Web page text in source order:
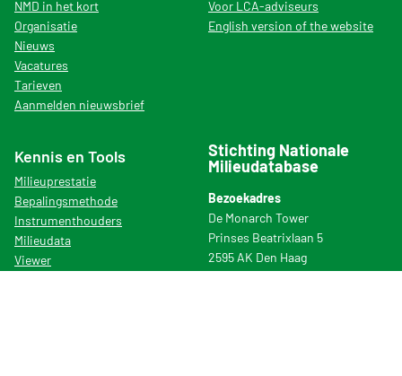
NMD in het kort
Organisatie
Nieuws
Vacatures
Tarieven
Aanmelden nieuwsbrief
Voor LCA-adviseurs
English version of the website
Kennis en Tools
Milieuprestatie
Bepalingsmethode
Instrumenthouders
Milieudata
Viewer
Stichting Nationale
Milieudatabase
Bezoekadres
De Monarch Tower
Prinses Beatrixlaan 5
2595 AK Den Haag